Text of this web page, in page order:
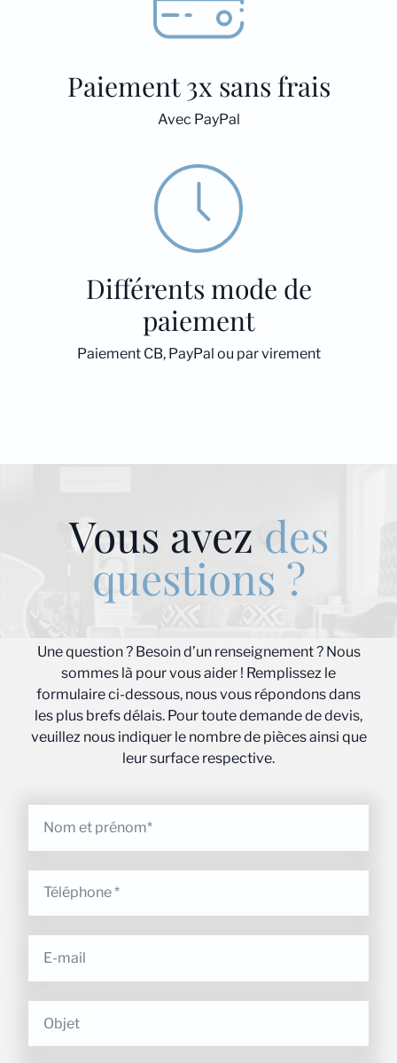
Paiement 3x sans frais
Avec PayPal
Différents mode de
paiement
Paiement CB, PayPal ou par virement
Vous avez des
questions ?
Une question ? Besoin d’un renseignement ? Nous
sommes là pour vous aider ! Remplissez le
formulaire ci-dessous, nous vous répondons dans
les plus brefs délais. Pour toute demande de devis,
veuillez nous indiquer le nombre de pièces ainsi que
leur surface respective.